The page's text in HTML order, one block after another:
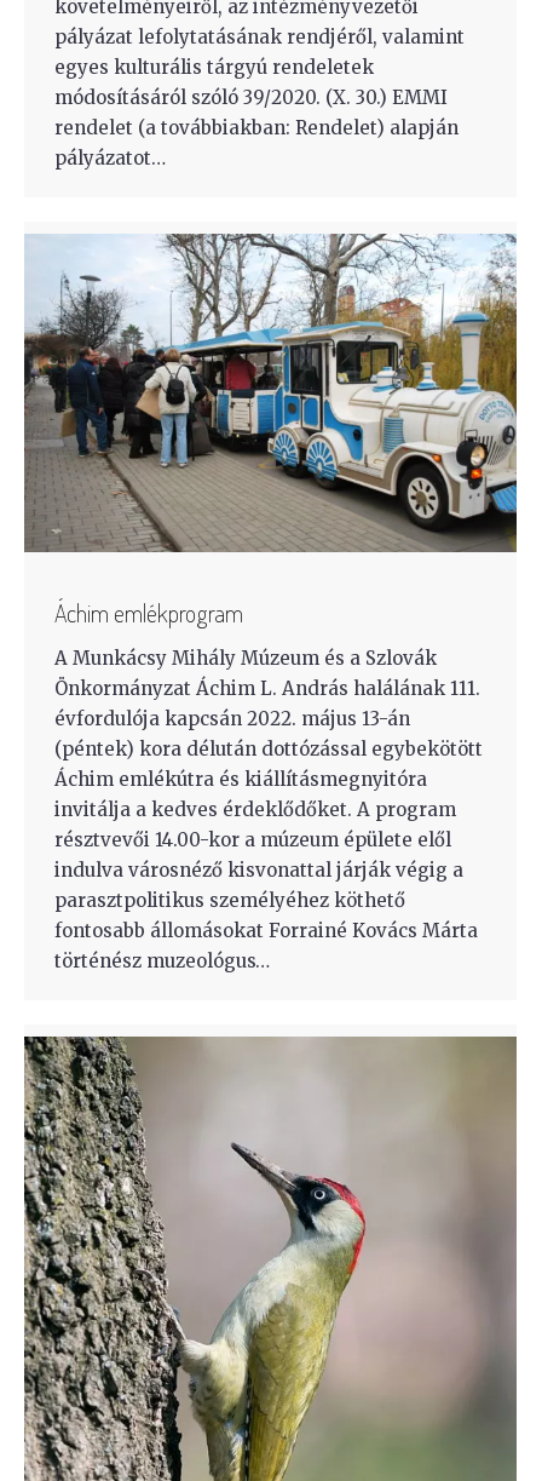
követelményeiről, az intézményvezetői
pályázat lefolytatásának rendjéről, valamint
egyes kulturális tárgyú rendeletek
módosításáról szóló 39/2020. (X. 30.) EMMI
rendelet (a továbbiakban: Rendelet) alapján
pályázatot…
Áchim emlékprogram
A Munkácsy Mihály Múzeum és a Szlovák
Önkormányzat Áchim L. András halálának 111.
évfordulója kapcsán 2022. május 13-án
(péntek) kora délután dottózással egybekötött
Áchim emlékútra és kiállításmegnyitóra
invitálja a kedves érdeklődőket. A program
résztvevői 14.00-kor a múzeum épülete elől
indulva városnéző kisvonattal járják végig a
parasztpolitikus személyéhez köthető
fontosabb állomásokat Forrainé Kovács Márta
történész muzeológus…